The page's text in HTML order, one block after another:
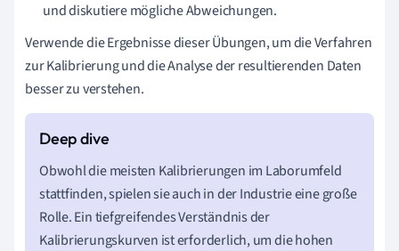
und diskutiere mögliche Abweichungen.
Verwende die Ergebnisse dieser Übungen, um die Verfahren
zur Kalibrierung und die Analyse der resultierenden Daten
besser zu verstehen.
Obwohl die meisten Kalibrierungen im Laborumfeld
stattfinden, spielen sie auch in der Industrie eine große
Rolle. Ein tiefgreifendes Verständnis der
Kalibrierungskurven ist erforderlich, um die hohen